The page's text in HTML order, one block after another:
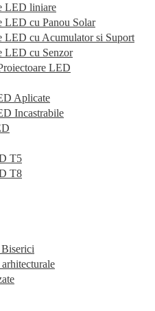
LED liniare
LED cu Panou Solar
LED cu Acumulator si Suport
LED cu Senzor
LED
Aplicate
Incastrabile
T5
T8